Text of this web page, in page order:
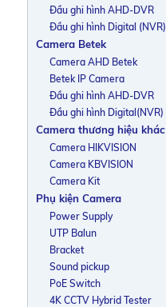
Đầu ghi hình AHD-DVR
Đầu ghi hình Digital (NVR)
Camera Betek
Camera AHD Betek
Betek IP Camera
Đầu ghi hình AHD-DVR
Đầu ghi hình Digital(NVR)
Camera thương hiệu khác
Camera HIKVISION
Camera KBVISION
Camera Kit
Phụ kiện Camera
Power Supply
UTP Balun
Bracket
Sound pickup
PoE Switch
4K CCTV Hybrid Tester